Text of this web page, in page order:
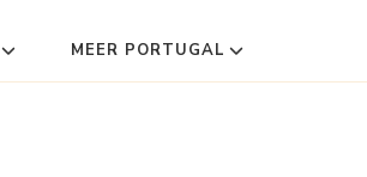
MEER PORTUGAL